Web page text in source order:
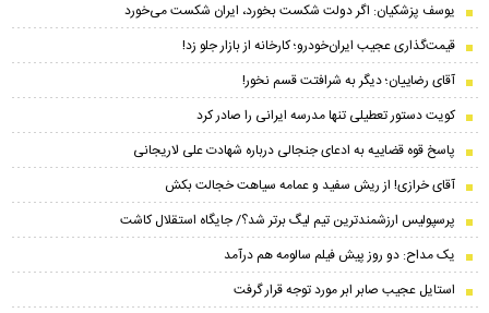
یوسف پزشکیان: اگر دولت شکست بخورد، ایران شکست می‌خورد
قیمت‌گذاری عجیب ایران‌خودرو؛ کارخانه از بازار جلو زد!
آقای رضاییان؛ دیگر به شرافتت قسم نخور!
کویت دستور تعطیلی تنها مدرسه ایرانی را صادر کرد
پاسخ قوه قضاییه به ادعای جنجالی درباره شهادت علی لاریجانی
آقای خرازی! از ریش سفید و عمامه سیاهت خجالت بکش
پرسپولیس ارزشمندترین تیم لیگ برتر شد؟/ جایگاه استقلال کاشت
یک مداح: دو روز پیش فیلم سالومه هم درآمد
استایل عجیب صابر ابر مورد توجه قرار گرفت